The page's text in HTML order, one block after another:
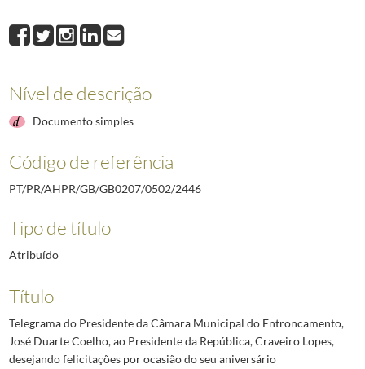
2447Telegrama do Vice-Presidente da Câmara Municipal de Campo
2448Telegrama do Presidente, Vice-Presidente e Vereadores da Câmara
2450
Ofício manuscrito do Comandante da Associação dos Bombeiros
(...)
Nível de descrição
Documento simples
Código de referência
PT/PR/AHPR/GB/GB0207/0502/2446
Tipo de título
Atribuído
Título
Telegrama do Presidente da Câmara Municipal do Entroncamento,
José Duarte Coelho, ao Presidente da República, Craveiro Lopes,
desejando felicitações por ocasião do seu aniversário